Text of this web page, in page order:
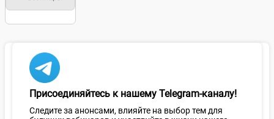
Присоединяйтесь к нашему Telegram-каналу!
Следите за анонсами, влияйте на выбор тем для